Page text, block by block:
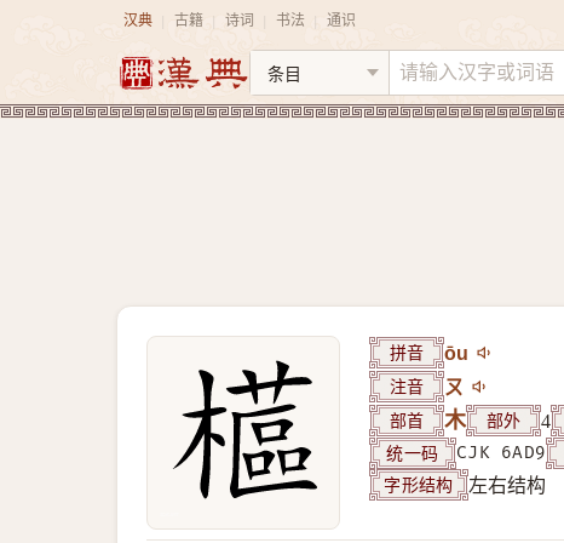
汉典 古籍 诗词 书法 通识
拼音 ōu
注音 ㄡ
部首 木 部外 4
统一码 CJK 6AD9
字形结构 左右结构